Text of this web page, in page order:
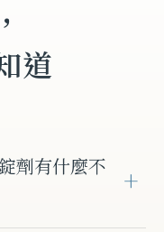
道
劑有什麼不